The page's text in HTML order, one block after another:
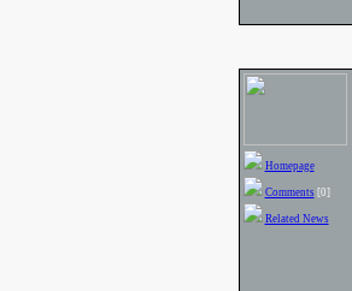
Homepage
Comments [0]
Related News